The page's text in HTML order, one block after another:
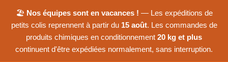
🏖 Nos équipes sont en vacances ! — Les expéditions de
petits colis reprennent à partir du 15 août. Les commandes de
produits chimiques en conditionnement 20 kg et plus
continuent d'être expédiées normalement, sans interruption.